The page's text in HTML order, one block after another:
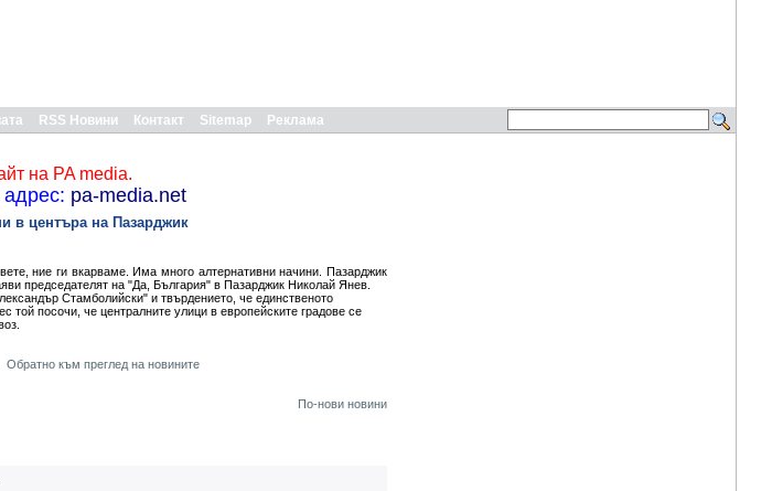
RSS Новини Контакт Sitemap Реклама
на PA media.
адрес: pa-media.net
в центъра на Пазарджик
ние ги вкарваме. Има много алтернативни начини. Пазарджик
председателят на "Да, България" в Пазарджик Николай Янев.
Стамболийски" и твърдението, че единственото
той посочи, че централните улици в европейските градове се
Обратно към преглед на новините
По-нови новини